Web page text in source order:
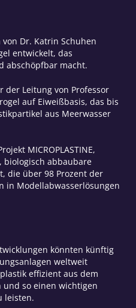
Dr. Katrin Schuhen
entwickelt, das
abschöpfbar macht.
der Leitung von Professor
auf Eiweißbasis, das bis
aus Meerwasser
MICROPLASTINE,
biologisch abbaubare
die über 98 Prozent der
in Modellabwasserlösungen
könnten künftig
weltweit
effizient aus dem
so einen wichtigen
leisten.